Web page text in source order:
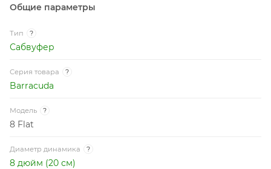
Общие параметры
Тип ?
Сабвуфер
Серия товара ?
Barracuda
Модель ?
8 Flat
Диаметр динамика ?
8 дюйм (20 см)